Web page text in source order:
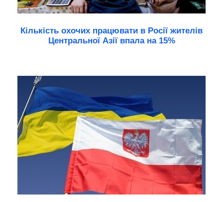
Кількість охочих працювати в Росії жителів
Центральної Азії впала на 15%